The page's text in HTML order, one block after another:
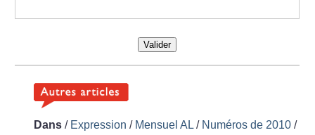
Valider
Dans / Expression / Mensuel AL / Numéros de 2010 /